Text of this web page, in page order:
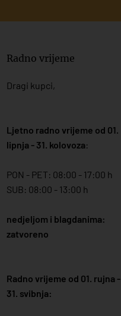
Radno vrijeme
Dragi kupci,
Ljetno radno vrijeme od 01.
lipnja - 31. kolovoza:
PON - PET: 08:00 - 17:00 h
SUB: 08:00 - 13:00 h
nedjeljom i blagdanima:
zatvoreno
Radno vrijeme od 01. rujna -
31. svibnja: